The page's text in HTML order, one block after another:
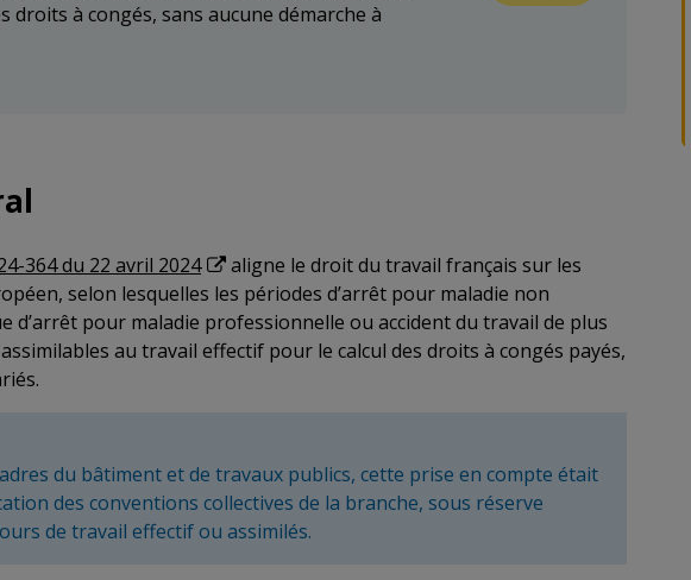
droits à congés, sans aucune démarche à
364 du 22 avril 2024
aligne le droit du travail français sur les
selon lesquelles les périodes d’arrêt pour maladie non
d’arrêt pour maladie professionnelle ou accident du travail de plus
au travail effectif pour le calcul des droits à congés payés,
du bâtiment et de travaux publics, cette prise en compte était
des conventions collectives de la branche, sous réserve
de travail effectif ou assimilés.